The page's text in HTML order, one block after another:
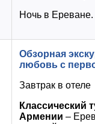
Ночь в Ереване.
Обзорная
любовь с
Завтрак в отеле
Классический
Армении –